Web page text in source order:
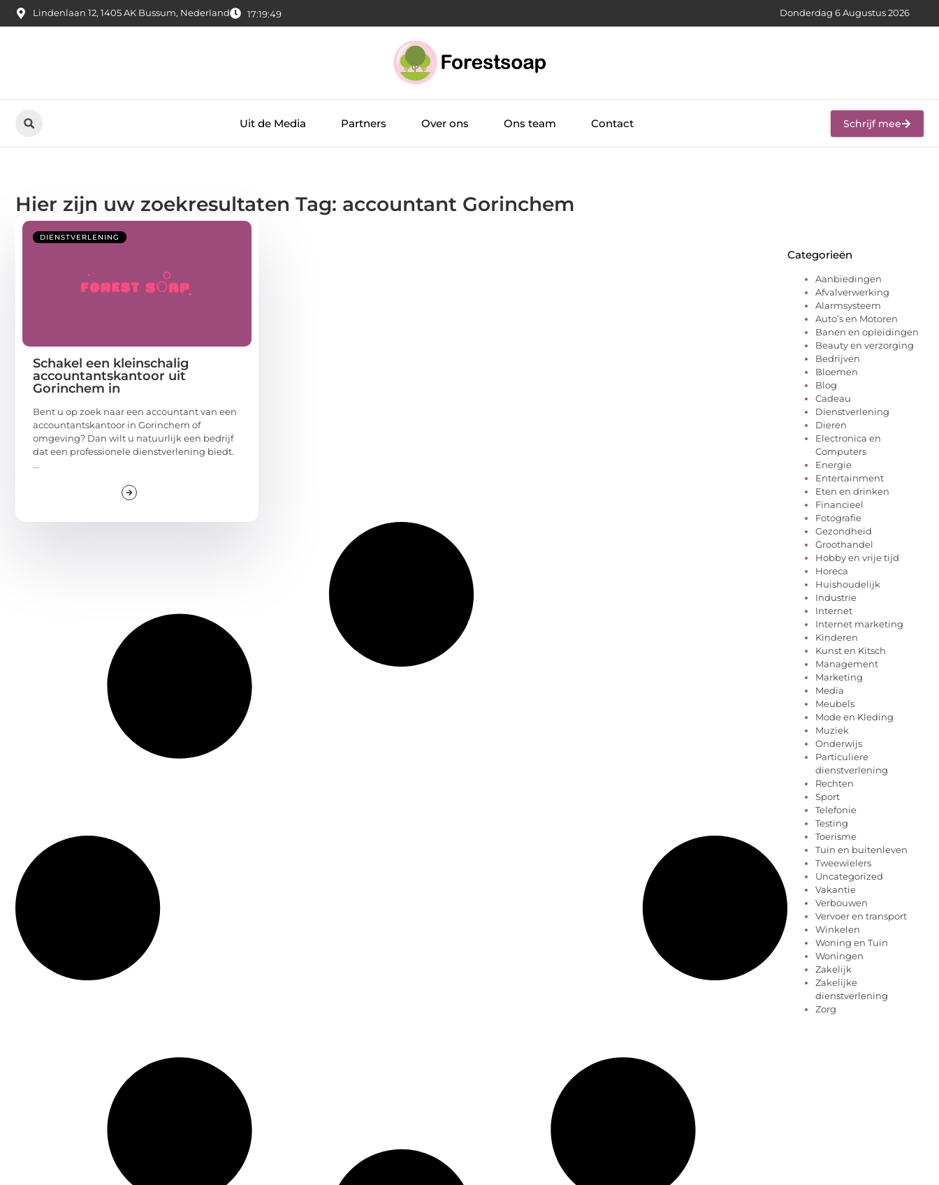
Lindenlaan 12, 1405 AK Bussum, Nederland 17:19:49 Donderdag 6 Augustus 2026
Uit de Media Partners Over ons Ons team Contact Schrijf mee
Hier zijn uw zoekresultaten Tag: accountant Gorinchem
DIENSTVERLENING
Schakel een kleinschalig
accountantskantoor uit
Gorinchem in
Bent u op zoek naar een accountant van een
accountantskantoor in Gorinchem of
omgeving? Dan wilt u natuurlijk een bedrijf
dat een professionele dienstverlening biedt.
...
Categorieën
Aanbiedingen
Afvalverwerking
Alarmsysteem
Auto’s en Motoren
Banen en opleidingen
Beauty en verzorging
Bedrijven
Bloemen
Blog
Cadeau
Dienstverlening
Dieren
Electronica en
Computers
Energie
Entertainment
Eten en drinken
Financieel
Fotografie
Gezondheid
Groothandel
Hobby en vrije tijd
Horeca
Huishoudelijk
Industrie
Internet
Internet marketing
Kinderen
Kunst en Kitsch
Management
Marketing
Media
Meubels
Mode en Kleding
Muziek
Onderwijs
Particuliere
dienstverlening
Rechten
Sport
Telefonie
Testing
Toerisme
Tuin en buitenleven
Tweewielers
Uncategorized
Vakantie
Verbouwen
Vervoer en transport
Winkelen
Woning en Tuin
Woningen
Zakelijk
Zakelijke
dienstverlening
Zorg